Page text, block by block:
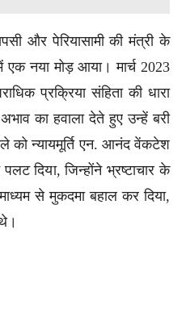
और पेरियासामी की मंत्री के
नया मोड़ आया। मार्च 2023
प्रक्रिया संहिता की धारा
का हवाला देते हुए उन्हें बरी
को न्यायमूर्ति एन. आनंद वेंकटेश
दिया, जिन्होंने भ्रष्टाचार के
से मुकदमा बहाल कर दिया,